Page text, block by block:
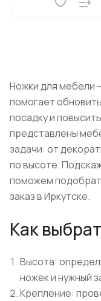
Ножки для мебели
помогает
посадку и
представлены
задачи: от
по высоте.
поможем
заказ в Иркутске.
Как
Высота:
ножек и нужный
Крепление: